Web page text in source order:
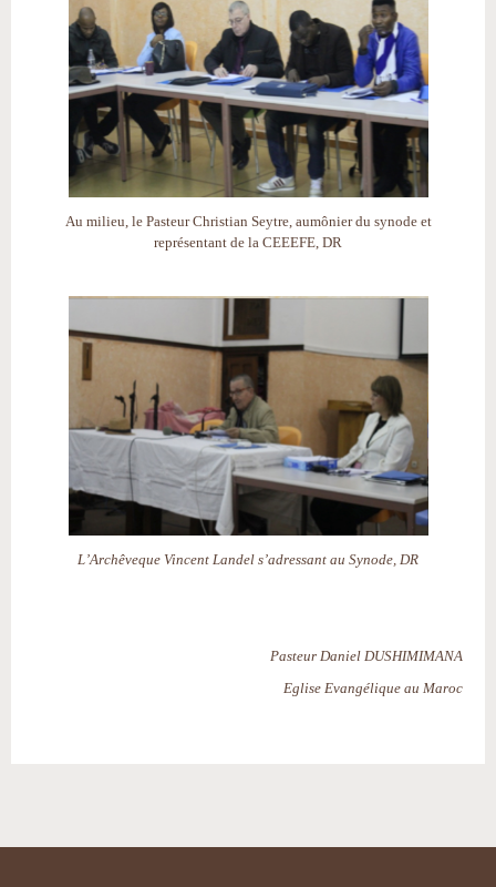
Au milieu, le Pasteur Christian Seytre, aumônier du synode et
représentant de la CEEEFE, DR
L’Archêveque Vincent Landel s’adressant au Synode, DR
Pasteur Daniel DUSHIMIMANA
Eglise Evangélique au Maroc
document